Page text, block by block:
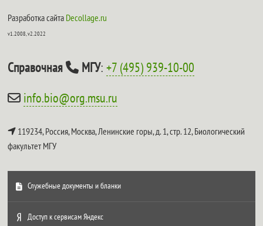
Разработка сайта Decollage.ru
v1.2008, v2.2022
Справочная МГУ:+7 (495) 939-10-00
info.bio@org.msu.ru
119234, Россия, Москва, Ленинские горы, д. 1, стр. 12,Биологический
факультет МГУ
Служебные документы и бланки
Доступ к сервисам Яндекс